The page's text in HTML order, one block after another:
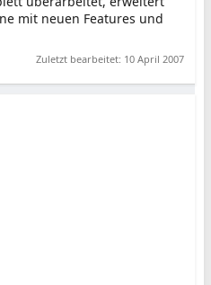
mit neuen Features und
Zuletzt bearbeitet: 10 April 2007